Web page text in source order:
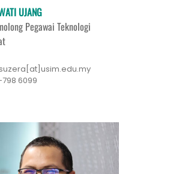
UJANG
Pegawai Teknologi
798 6099